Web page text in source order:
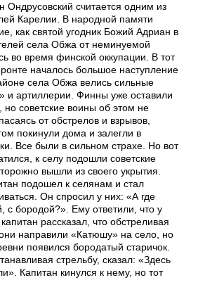
считается одним из
Карелии. В народной памяти
как святой угодник Божий Адриан в
села Обжа от неминуемой
во время финской оккупации. В тот
началось большое наступление
села Обжа велись сильные
и артиллерии. Финны уже оставили
но советские воины об этом не
от обстрелов и взрывов,
покинули дома и залегли в
Все были в сильном страхе. Но вот
к селу подошли советские
вышли из своего укрытия.
подошел к селянам и стал
Он спросил у них: «А где
с бородой?». Ему ответили, что у
рассказал, что обстреливая
направили «Катюшу» на село, но
появился бородатый старичок.
стрельбу, сказал: «Здесь
Капитан кинулся к нему, но тот